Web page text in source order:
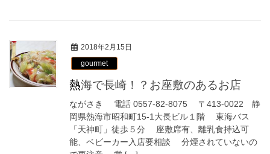
2018年2月15日
gourmet
熱海で長崎！？お座敷のあるお店
ながさき 電話 0557-82-8075 〒413-0022 静
岡県熱海市昭和町15-1大長ビル１階 東海バス
「天神町」徒歩５分 座敷席有、離乳食持込可
能、ベビーカー入店要相談 分煙されていないの